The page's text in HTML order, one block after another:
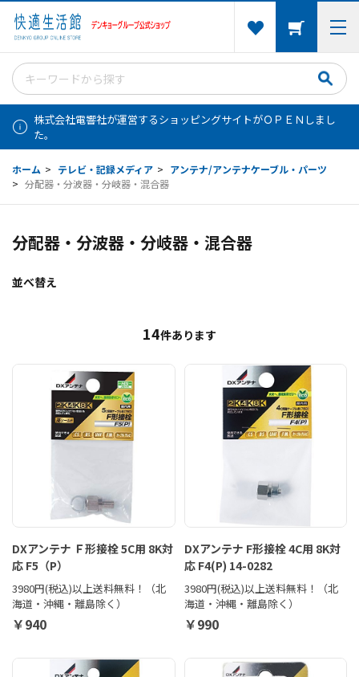
株式会社電響社が運営するショッピングサイトがＯＰＥＮしまし
た。
ホーム > テレビ・記録メディア > アンテナ/アンテナケーブル・パーツ
> 分配器・分波器・分岐器・混合器
分配器・分波器・分岐器・混合器
並べ替え
14件あります
DXアンテナ Ｆ形接栓 5C用 8K対
応 F5（P）
3980円(税込)以上送料無料！（北
海道・沖縄・離島除く）
￥940
DXアンテナ F形接栓 4C用 8K対
応 F4(P) 14-0282
3980円(税込)以上送料無料！（北
海道・沖縄・離島除く）
￥990